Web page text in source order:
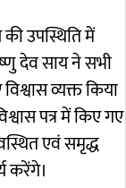
उपस्थिति में
देव साय ने सभी
व्यक्त किया
पत्र में किए गए
एवं समृद्ध
करेंगे।